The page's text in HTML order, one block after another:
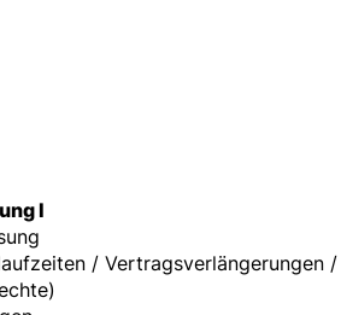
I
/ Vertragsverlängerungen